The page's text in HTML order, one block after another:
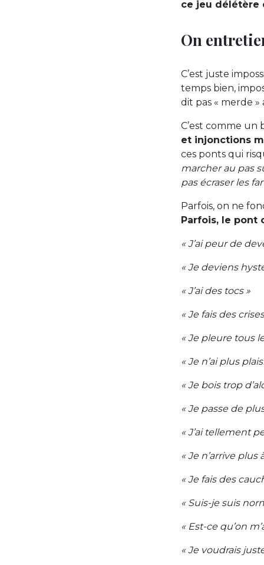
ce jeu délétère
On
C’est juste
temps bien,
dit pas « merde
C’est comme
et injonctions
ces ponts qui
marcher au pas
pas écraser les
Parfois, on ne
Parfois, le pont
« J’ai peur de
« Je deviens
« J’ai des tocs »
« Je fais des
« Je pleure tous
« Je n’ai plus
« Je bois trop
« Je passe de
« J’ai tellement
« Je n’arrive
« Je fais des
« Suis-je suis
« Est-ce qu’on
« Je voudrais